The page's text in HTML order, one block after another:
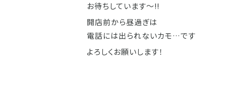
お待ちしています〜‼️
開店前から昼過ぎは
電話には出られないカモ…です
よろしくお願いします！